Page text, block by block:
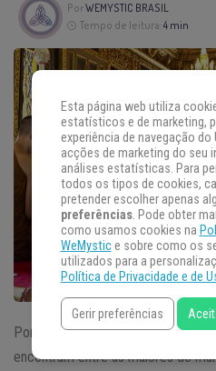
PorWEMYSTIC BRASIL
Tempo de leitura:4 min
Por número de seguidores, hoje
encontram entre as maiores do
Esta página web utiliza
estatísticos e de marketing,
experiência de navegação
acções de marketing do seu
análises estatísticas. Para
todos os tipos de cookies,
pretender escolher apenas
preferências. Pode obter
como usamos cookies na
WeMystice sobre como os
utilizados para a
Política de Privacidade e de
Gerir preferências